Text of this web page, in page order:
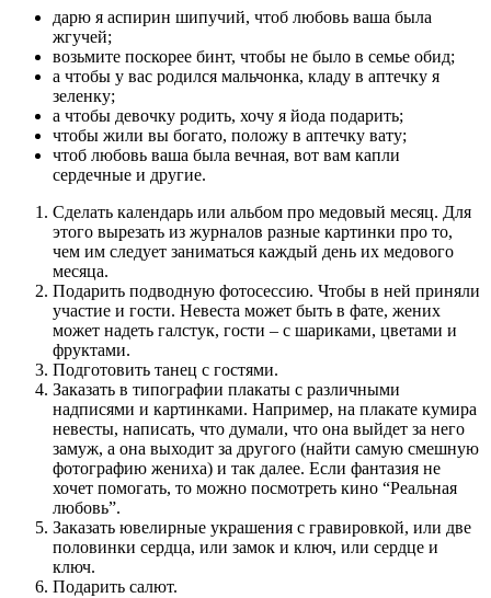
дарю я аспирин шипучий, чтоб любовь ваша была
жгучей;
возьмите поскорее бинт, чтобы не было в семье обид;
а чтобы у вас родился мальчонка, кладу в аптечку я
зеленку;
а чтобы девочку родить, хочу я йода подарить;
чтобы жили вы богато, положу в аптечку вату;
чтоб любовь ваша была вечная, вот вам капли
сердечные и другие.
Сделать календарь или альбом про медовый месяц. Для
этого вырезать из журналов разные картинки про то,
чем им следует заниматься каждый день их медового
месяца.
Подарить подводную фотосессию. Чтобы в ней приняли
участие и гости. Невеста может быть в фате, жених
может надеть галстук, гости – с шариками, цветами и
фруктами.
Подготовить танец с гостями.
Заказать в типографии плакаты с различными
надписями и картинками. Например, на плакате кумира
невесты, написать, что думали, что она выйдет за него
замуж, а она выходит за другого (найти самую смешную
фотографию жениха) и так далее. Если фантазия не
хочет помогать, то можно посмотреть кино “Реальная
любовь”.
Заказать ювелирные украшения с гравировкой, или две
половинки сердца, или замок и ключ, или сердце и
ключ.
Подарить салют.